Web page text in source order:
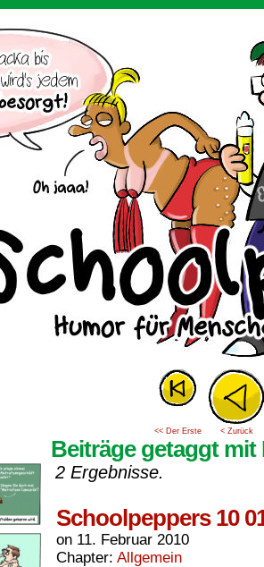
<< Der Erste < Zurück
Beiträge getaggt mit
2 Ergebnisse.
Schoolpeppers 10
on 11. Februar 2010
Chapter: Allgemein